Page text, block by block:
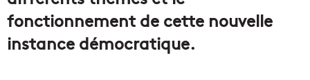
fonctionnement de cette nouvelle
instance démocratique.